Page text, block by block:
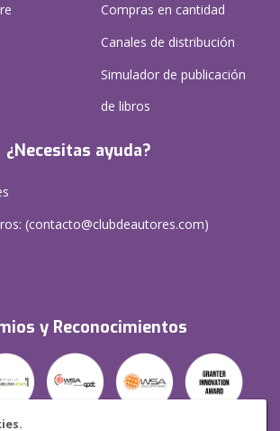
Compras en cantidad
Canales de distribución
Simulador de publicación
de libros
¿Necesitas ayuda?
(contacto@clubdeautores.com)
y Reconocimientos